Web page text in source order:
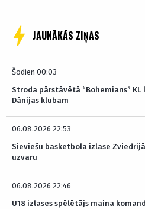
JAUNĀKĀS ZIŅAS
Šodien 00:03
Stroda pārstāvētā “Bohemians”
Dānijas klubam
06.08.2026 22:53
Sieviešu basketbola izlase
uzvaru
06.08.2026 22:46
U18 izlases spēlētājs maina